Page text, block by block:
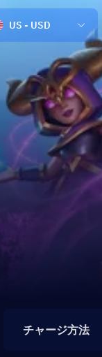
US - USD
チャージ方法